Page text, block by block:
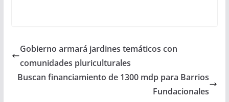
Gobierno armará jardines temáticos con
comunidades pluriculturales
Buscan financiamiento de 1300 mdp para Barrios
Fundacionales